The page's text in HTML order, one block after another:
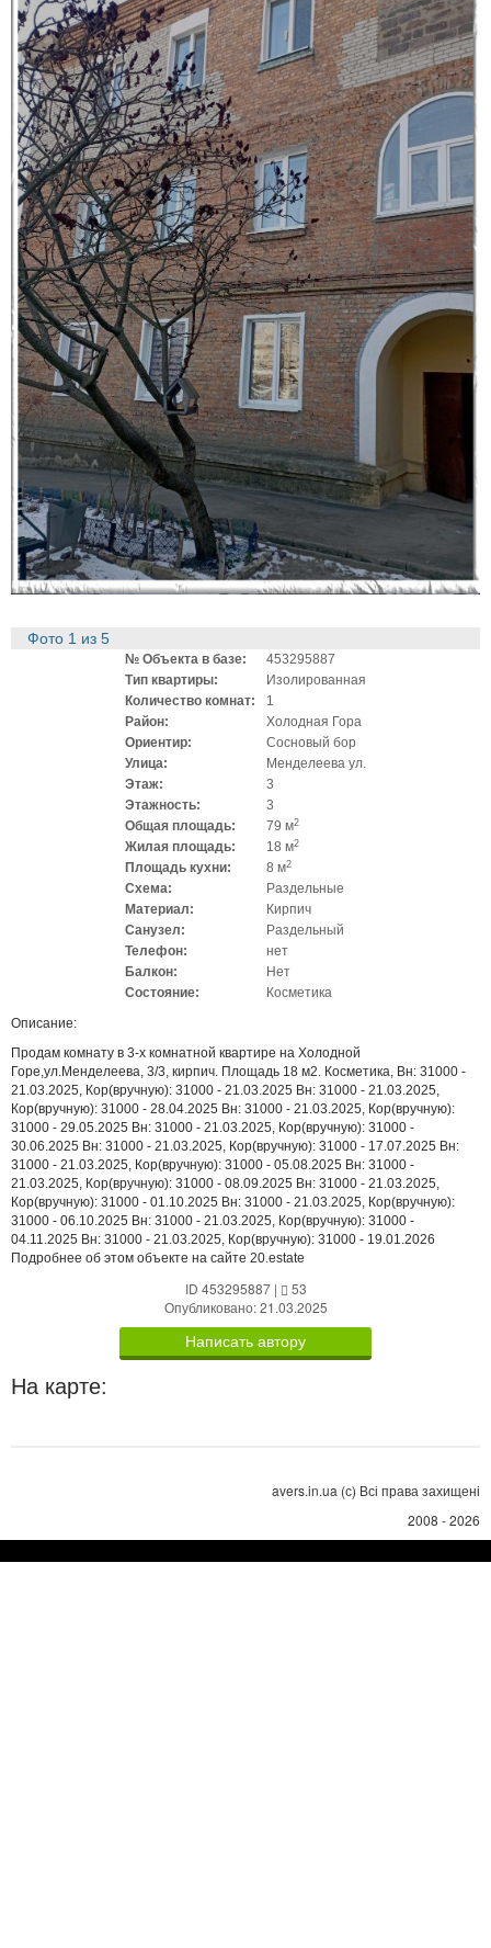
Фото 1 из 5
№ Объекта в базе:
453295887
Тип квартиры:
Изолированная
Количество комнат:
1
Район:
Холодная Гора
Ориентир:
Сосновый бор
Улица:
Менделеева ул.
Этаж:
3
Этажность:
3
Общая площадь:
79 м2
Жилая площадь: 18 м2
Площадь кухни: 8 м2
Схема:
Раздельные
Материал:
Кирпич
Санузел:
Раздельный
Телефон:
нет
Балкон:
Нет
Состояние:
Косметика
Описание:
Продам комнату в 3-х комнатной квартире на Холодной
Горе,ул.Менделеева, 3/3, кирпич. Площадь 18 м2. Косметика, Вн: 31000 -
21.03.2025, Кор(вручную): 31000 - 21.03.2025 Вн: 31000 - 21.03.2025,
Кор(вручную): 31000 - 28.04.2025 Вн: 31000 - 21.03.2025, Кор(вручную):
31000 - 29.05.2025 Вн: 31000 - 21.03.2025, Кор(вручную): 31000 -
30.06.2025 Вн: 31000 - 21.03.2025, Кор(вручную): 31000 - 17.07.2025 Вн:
31000 - 21.03.2025, Кор(вручную): 31000 - 05.08.2025 Вн: 31000 -
21.03.2025, Кор(вручную): 31000 - 08.09.2025 Вн: 31000 - 21.03.2025,
Кор(вручную): 31000 - 01.10.2025 Вн: 31000 - 21.03.2025, Кор(вручную):
31000 - 06.10.2025 Вн: 31000 - 21.03.2025, Кор(вручную): 31000 -
04.11.2025 Вн: 31000 - 21.03.2025, Кор(вручную): 31000 - 19.01.2026
Подробнее об этом объекте на сайте 20.estate
ID 453295887 |
53
Опубликовано: 21.03.2025
Написать автору
На карте:
avers.in.ua (с) Всі права захищені
2008 - 2026